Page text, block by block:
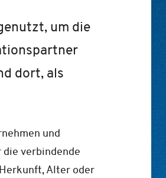
um die
dort, als
und
die verbindende
Alter oder